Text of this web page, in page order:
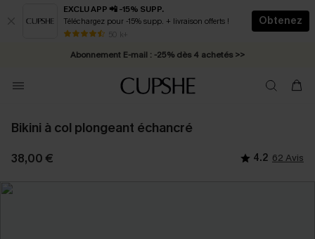
EXCLU APP 📲 -15% SUPP.
Téléchargez pour -15% supp. + livraison offerts !
50 k+
Obtenez
* Livraison éclair 2-3 jours ouvrés >>
Abonnement E-mail : -25% dès 4 achetés >>
Bikini à col plongeant échancré
38,00 € 4.2 62 Avis